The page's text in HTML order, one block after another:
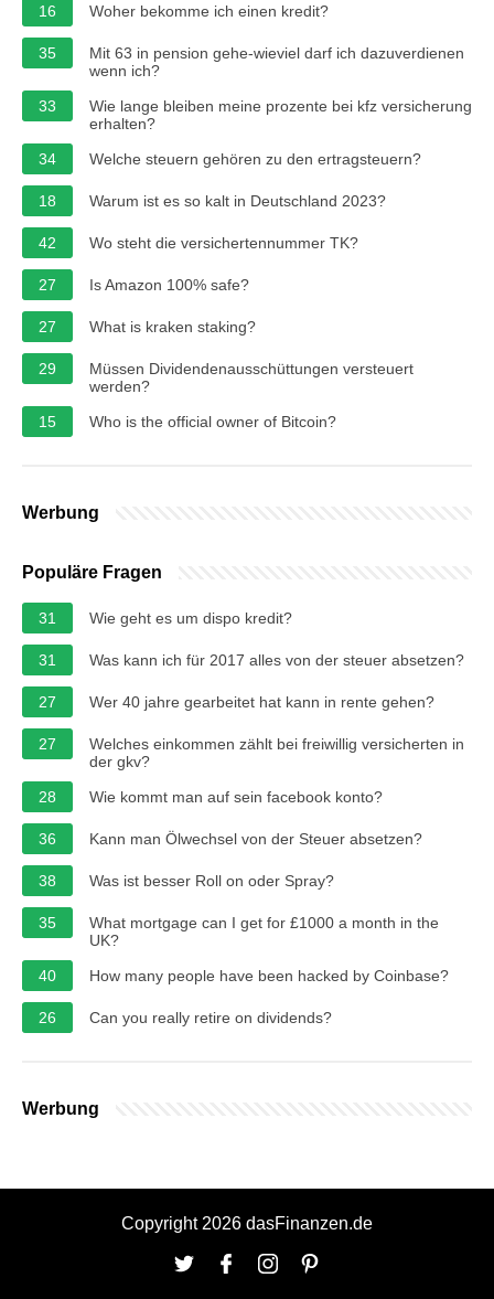
16 Woher bekomme ich einen kredit?
35
Mit 63 in pension gehe-wieviel darf ich dazuverdienen
wenn ich?
33
Wie lange bleiben meine prozente bei kfz versicherung
erhalten?
34
Welche steuern gehören zu den ertragsteuern?
18 Warum ist es so kalt in Deutschland 2023?
42 Wo steht die versichertennummer TK?
27 Is Amazon 100% safe?
27 What is kraken staking?
29
Müssen Dividendenausschüttungen versteuert
werden?
15
Who is the official owner of Bitcoin?
Werbung
Populäre Fragen
31 Wie geht es um dispo kredit?
31 Was kann ich für 2017 alles von der steuer absetzen?
27 Wer 40 jahre gearbeitet hat kann in rente gehen?
27
Welches einkommen zählt bei freiwillig versicherten in
der gkv?
28
Wie kommt man auf sein facebook konto?
36 Kann man Ölwechsel von der Steuer absetzen?
38 Was ist besser Roll on oder Spray?
35
What mortgage can I get for £1000 a month in the
UK?
40
How many people have been hacked by Coinbase?
26 Can you really retire on dividends?
Werbung
Copyright 2026 dasFinanzen.de